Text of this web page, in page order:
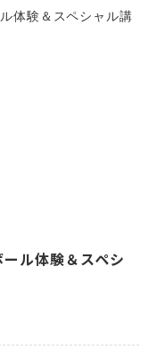
ル体験＆スペシ